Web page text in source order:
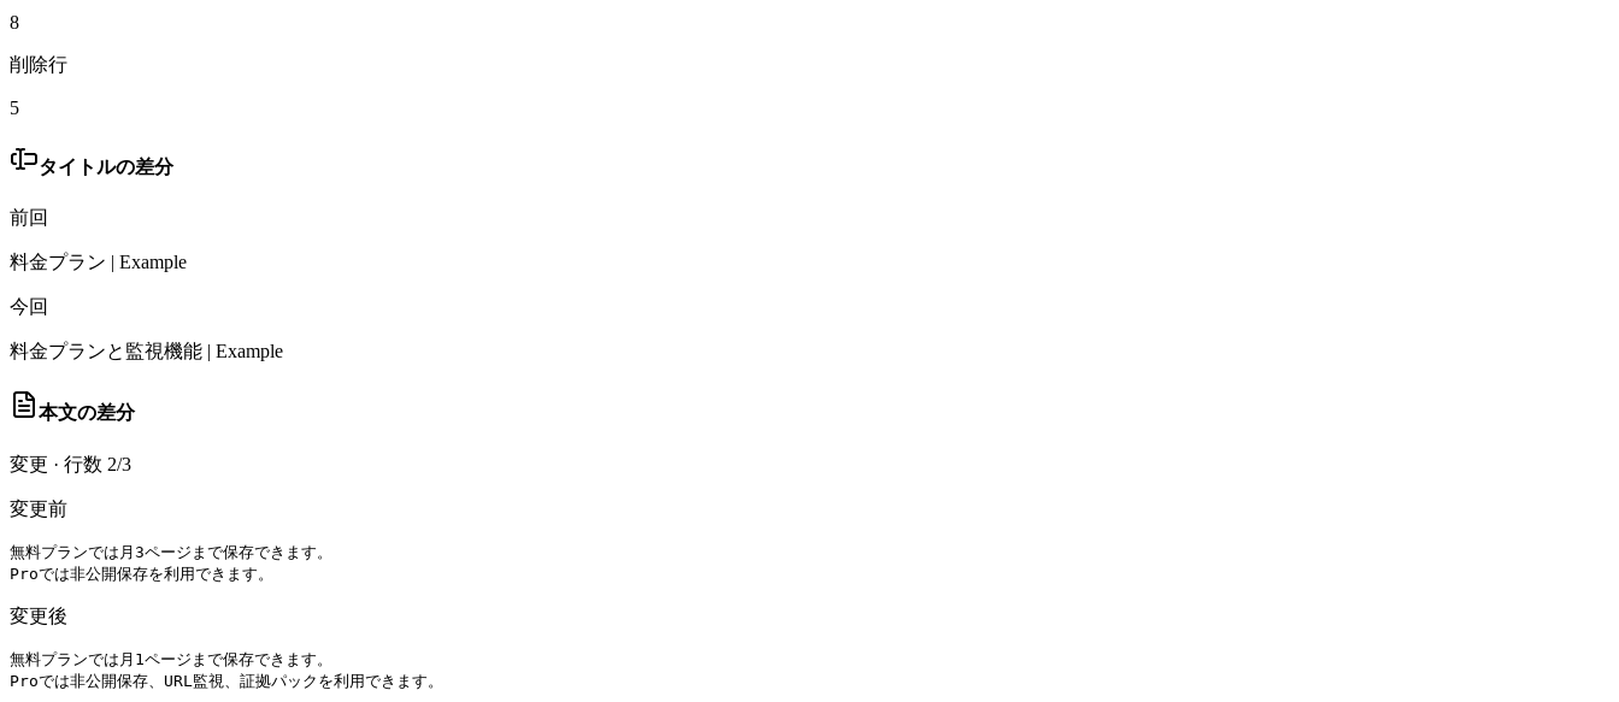
8
削除行
5
タイトルの差分
前回
料金プラン | Example
今回
料金プランと監視機能 | Example
本文の差分
変更 · 行数 2/3
変更前
無料プランでは月3ページまで保存できます。
Proでは非公開保存を利用できます。
変更後
無料プランでは月1ページまで保存できます。
Proでは非公開保存、URL監視、証拠パックを利用できます。